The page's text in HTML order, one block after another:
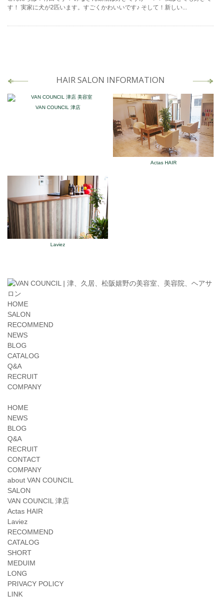
す！ 実家に犬が2匹います。すごくかわいいです♪ そして！新しい...
HAIR SALON INFORMATION
VAN COUNCIL 津店
Actas HAIR
Laviez
HOME
SALON
RECOMMEND
NEWS
BLOG
CATALOG
Q&A
RECRUIT
COMPANY
HOME
NEWS
BLOG
Q&A
RECRUIT
CONTACT
COMPANY
about VAN COUNCIL
SALON
VAN COUNCIL 津店
Actas HAIR
Laviez
RECOMMEND
CATALOG
SHORT
MEDUIM
LONG
PRIVACY POLICY
LINK